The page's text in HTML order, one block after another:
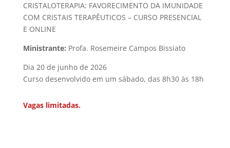
CRISTALOTERAPIA: FAVORECIMENTO DA IMUNIDADE
COM CRISTAIS TERAPÊUTICOS – CURSO PRESENCIAL
E ONLINE
Ministrante: Profa. Rosemeire Campos Bissiato
Dia 20 de junho de 2026
Curso desenvolvido em um sábado, das 8h30 às 18h
Vagas limitadas.